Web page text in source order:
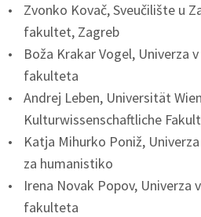
Zvonko Kovač, Sveučilište u
fakultet, Zagreb
Boža Krakar Vogel, Univerza
fakulteta
Andrej Leben, Universität
Kulturwissenschaftliche
Katja Mihurko Poniž,
za humanistiko
Irena Novak Popov, Univerza
fakulteta